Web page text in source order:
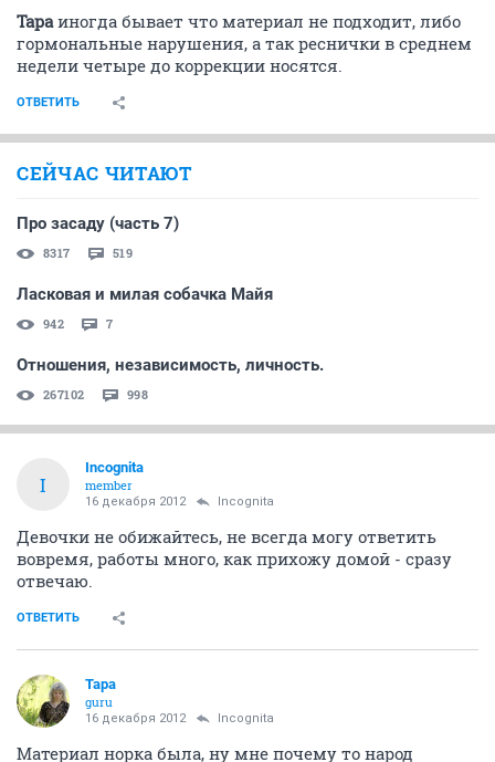
Тараиногда бывает что материал не подходит, либо
гормональные нарушения, а так реснички в среднем
недели четыре до коррекции носятся.
ОТВЕТИТЬ
СЕЙЧАС ЧИТАЮТ
Про засаду (часть 7)
8317 519
Ласковая и милая собачка Майя
942 7
Отношения, независимость, личность.
267102 998
I
Incognita
member
16 декабря 2012 Incognita
Девочки не обижайтесь, не всегда могу ответить
вовремя, работы много, как прихожу домой - сразу
отвечаю.
ОТВЕТИТЬ
Тара
guru
16 декабря 2012 Incognita
Материал норка была, ну мне почему то народ